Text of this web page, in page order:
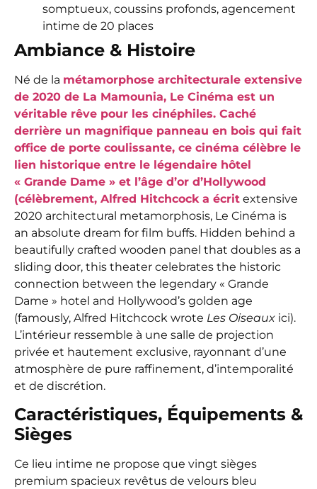
somptueux, coussins profonds, agencement
intime de 20 places
Ambiance & Histoire
Né de la métamorphose architecturale extensive
de 2020 de La Mamounia, Le Cinéma est un
véritable rêve pour les cinéphiles. Caché
derrière un magnifique panneau en bois qui fait
office de porte coulissante, ce cinéma célèbre le
lien historique entre le légendaire hôtel
« Grande Dame » et l’âge d’or d’Hollywood
(célèbrement, Alfred Hitchcock a écrit extensive
2020 architectural metamorphosis, Le Cinéma is
an absolute dream for film buffs. Hidden behind a
beautifully crafted wooden panel that doubles as a
sliding door, this theater celebrates the historic
connection between the legendary « Grande
Dame » hotel and Hollywood’s golden age
(famously, Alfred Hitchcock wrote Les Oiseaux ici).
L’intérieur ressemble à une salle de projection
privée et hautement exclusive, rayonnant d’une
atmosphère de pure raffinement, d’intemporalité
et de discrétion.
Caractéristiques, Équipements &
Sièges
Ce lieu intime ne propose que vingt sièges
premium spacieux revêtus de velours bleu